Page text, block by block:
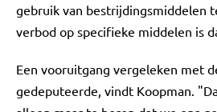
gebruik van bestrijdingsmiddelen
verbod op specifieke middelen is
Een vooruitgang vergeleken met
gedeputeerde, vindt Koopman.